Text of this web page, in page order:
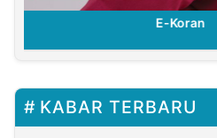
E-Koran
KABAR TERBARU